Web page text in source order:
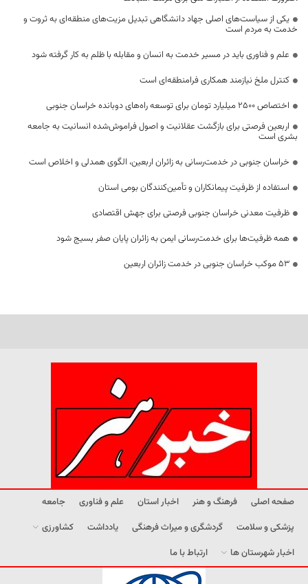
یکی از سیاست‌های اصلی جهاد دانشگاهی تبدیل مزیت‌های منطقه‌ای به ثروت و
خدمت به مردم است
علم و فناوری باید در مسیر خدمت به انسان و مقابله با ظلم به کار گرفته شود
کنترل ملخ نیازمند همکاری فرامنطقه‌ای است
اختصاص 2500 میلیارد تومان برای توسعه راه‌های دوبانده خراسان جنوبی
اربعین فرصتی برای بازگشت عقلانیت و اصول فراموش‌شده انسانیت به جامعه
بشری است
خراسان جنوبی در خدمت‌رسانی به زائران اربعین، الگوی همدلی و اخلاص است
استفاده از ظرفیت پیمانکاران و تأمین‌کنندگان بومی استان
ظرفیت معدنی خراسان جنوبی فرصتی برای جهش اقتصادی
همه ظرفیت‌ها برای خدمت‌رسانی ایمن به زائران پایان صفر بسیج شود
53 موکب خراسان جنوبی در خدمت زائران اربعین
صفحه اصلی فرهنگ و هنر اخبار استان علم و فناوری
جامعه
پزشکی و سلامت
گردشگری و میراث فرهنگی یادداشت
کشاورزی
اخبار شهرستان ها
ارتباط با ما